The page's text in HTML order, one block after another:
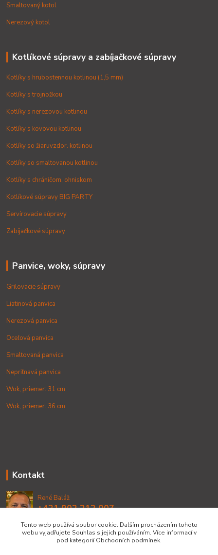
Smaltovaný kotol
Nerezový kotol
Kotlíkové súpravy a zabíjačkové súpravy
Kotlíky s hrubostennou kotlinou (1,5 mm)
Kotlíky s trojnožkou
Kotlíky s nerezovou kotlinou
Kotlíky s kovovou kotlinou
Kotlíky so žiaruvzdor. kotlinou
Kotlíky so smaltovanou kotlinou
Kotlíky s chráničom, ohniskom
Kotlíkové súpravy BIG PARTY
Servírovacie súpravy
Zabíjačkové súpravy
Panvice, woky, súpravy
Grilovacie súpravy
Liatinová panvica
Nerezová panvica
Oceľová panvica
Smaltovaná panvica
Nepriľnavá panvica
Wok, priemer: 31 cm
Wok, priemer: 36 cm
Kontakt
René Baláž
+421 902 212 007
info@lacnekotliky.sk
Tento web používá soubor cookie. Dalším procházením tohoto
webu vyjadřujete Souhlas s jejich používáním. Více informací v
pod kategorií Obchodních podmínek.